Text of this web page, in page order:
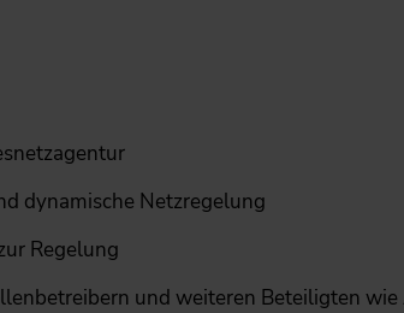
dynamische Netzregelung
Regelung
und weiteren Beteiligten